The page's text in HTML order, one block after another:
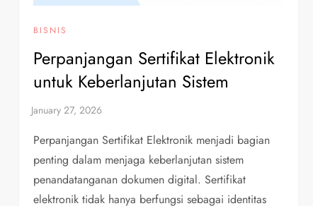
BISNIS
Perpanjangan Sertifikat Elektronik
untuk Keberlanjutan Sistem
Perpanjangan Sertifikat Elektronik menjadi bagian
penting dalam menjaga keberlanjutan sistem
penandatanganan dokumen digital. Sertifikat
elektronik tidak hanya berfungsi sebagai identitas